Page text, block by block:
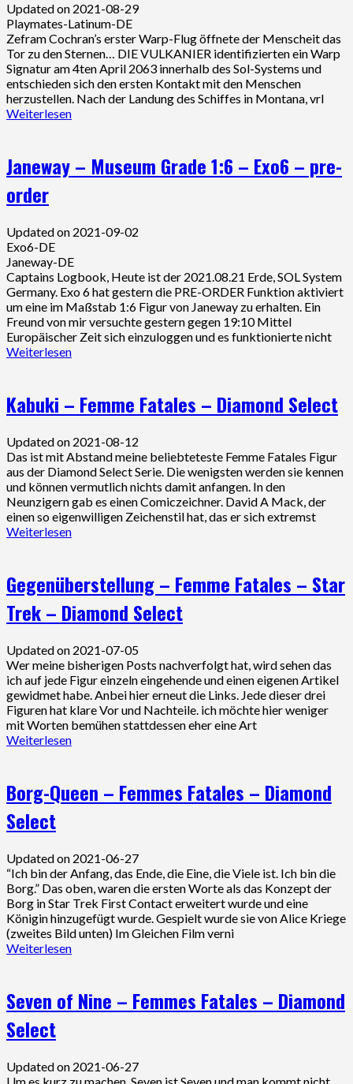
Updated on 2021-08-29
Playmates-Latinum-DE
Zefram Cochran’s erster Warp-Flug öffnete der Menscheit das
Tor zu den Sternen… DIE VULKANIER identifizierten ein Warp
Signatur am 4ten April 2063 innerhalb des Sol-Systems und
entschieden sich den ersten Kontakt mit den Menschen
herzustellen. Nach der Landung des Schiffes in Montana, vrl
Weiterlesen
Janeway – Museum Grade 1:6 – Exo6 – pre-
order
Updated on 2021-09-02
Exo6-DE
Janeway-DE
Captains Logbook, Heute ist der 2021.08.21 Erde, SOL System
Germany. Exo 6 hat gestern die PRE-ORDER Funktion aktiviert
um eine im Maßstab 1:6 Figur von Janeway zu erhalten. Ein
Freund von mir versuchte gestern gegen 19:10 Mittel
Europäischer Zeit sich einzuloggen und es funktionierte nicht
Weiterlesen
Kabuki – Femme Fatales – Diamond Select
Updated on 2021-08-12
Das ist mit Abstand meine beliebteteste Femme Fatales Figur
aus der Diamond Select Serie. Die wenigsten werden sie kennen
und können vermutlich nichts damit anfangen. In den
Neunzigern gab es einen Comiczeichner. David A Mack, der
einen so eigenwilligen Zeichenstil hat, das er sich extremst
Weiterlesen
Gegenüberstellung – Femme Fatales – Star
Trek – Diamond Select
Updated on 2021-07-05
Wer meine bisherigen Posts nachverfolgt hat, wird sehen das
ich auf jede Figur einzeln eingehende und einen eigenen Artikel
gewidmet habe. Anbei hier erneut die Links. Jede dieser drei
Figuren hat klare Vor und Nachteile. ich möchte hier weniger
mit Worten bemühen stattdessen eher eine Art
Weiterlesen
Borg-Queen – Femmes Fatales – Diamond
Select
Updated on 2021-06-27
“Ich bin der Anfang, das Ende, die Eine, die Viele ist. Ich bin die
Borg.” Das oben, waren die ersten Worte als das Konzept der
Borg in Star Trek First Contact erweitert wurde und eine
Königin hinzugefügt wurde. Gespielt wurde sie von Alice Kriege
(zweites Bild unten) Im Gleichen Film verni
Weiterlesen
Seven of Nine – Femmes Fatales – Diamond
Select
Updated on 2021-06-27
Um es kurz zu machen, Seven ist Seven und man kommt nicht